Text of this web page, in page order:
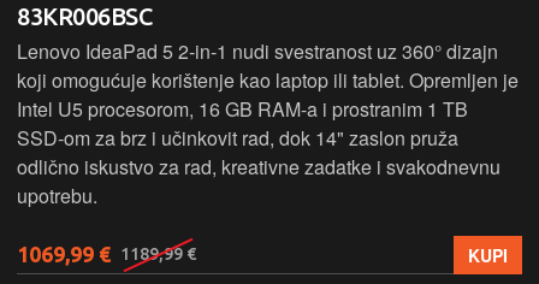
83KR006BSC
Lenovo IdeaPad 5 2‑in‑1 nudi svestranost uz 360° dizajn
koji omogućuje korištenje kao laptop ili tablet. Opremljen je
Intel U5 procesorom, 16 GB RAM-a i prostranim 1 TB
SSD‑om za brz i učinkovit rad, dok 14" zaslon pruža
odlično iskustvo za rad, kreativne zadatke i svakodnevnu
upotrebu.
1069,99 € 1189,99 € KUPI